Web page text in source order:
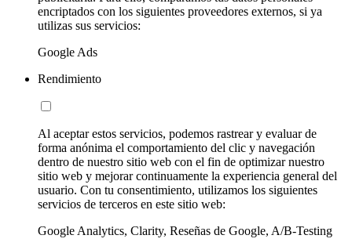
encriptados con los siguientes proveedores externos, si ya
utilizas sus servicios:
Google Ads
Rendimiento
Al aceptar estos servicios, podemos rastrear y evaluar de
forma anónima el comportamiento del clic y navegación
dentro de nuestro sitio web con el fin de optimizar nuestro
sitio web y mejorar continuamente la experiencia general del
usuario. Con tu consentimiento, utilizamos los siguientes
servicios de terceros en este sitio web:
Google Analytics, Clarity, Reseñas de Google, A/B-Testing